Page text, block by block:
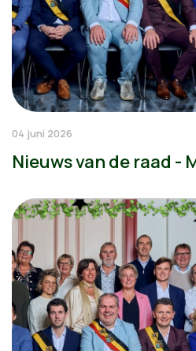
04 juni 2026
Nieuws van de raad -